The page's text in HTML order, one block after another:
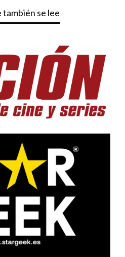
también se lee